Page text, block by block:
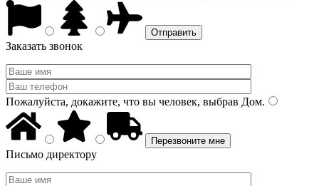
Заказать звонок
Пожалуйста, докажите, что вы человек, выбрав Дом.
Письмо директору